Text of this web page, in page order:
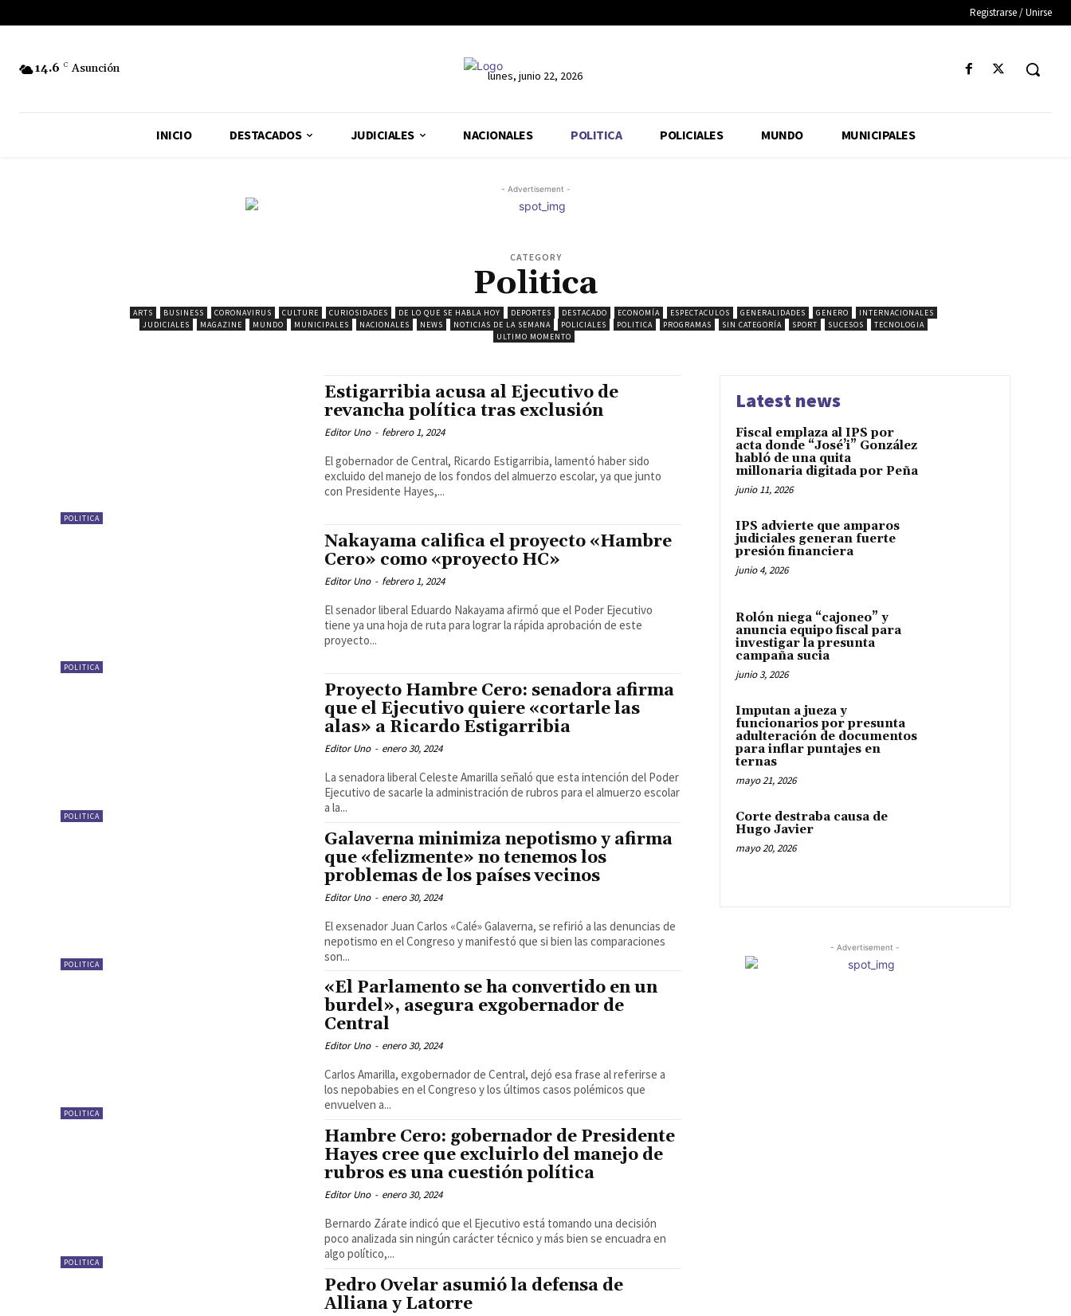
Registrarse / Unirse
14.6 C Asunción lunes, junio 22, 2026
INICIO DESTACADOS JUDICIALES NACIONALES POLITICA POLICIALES MUNDO MUNICIPALES
- Advertisement -
CATEGORY
Politica
ARTS BUSINESS CORONAVIRUS CULTURE CURIOSIDADES DE LO QUE SE HABLA HOY DEPORTES DESTACADO ECONOMÍA ESPECTACULOS GENERALIDADES GENERO
INTERNACIONALES
JUDICIALES
MAGAZINE MUNDO MUNICIPALES NACIONALES NEWS NOTICIAS DE LA SEMANA POLICIALES POLITICA PROGRAMAS SIN CATEGORÍA SPORT SUCESOS
TECNOLOGIA
ULTIMO MOMENTO
POLITICA
Estigarribia acusa al Ejecutivo de
revancha política tras exclusión
Editor Uno - febrero 1, 2024
El gobernador de Central, Ricardo Estigarribia, lamentó haber sido
excluido del manejo de los fondos del almuerzo escolar, ya que junto
con Presidente Hayes,...
POLITICA
Nakayama califica el proyecto «Hambre
Cero» como «proyecto HC»
Editor Uno - febrero 1, 2024
El senador liberal Eduardo Nakayama afirmó que el Poder Ejecutivo
tiene ya una hoja de ruta para lograr la rápida aprobación de este
proyecto...
POLITICA
Proyecto Hambre Cero: senadora afirma
que el Ejecutivo quiere «cortarle las
alas» a Ricardo Estigarribia
Editor Uno - enero 30, 2024
La senadora liberal Celeste Amarilla señaló que esta intención del Poder
Ejecutivo de sacarle la administración de rubros para el almuerzo escolar
a la...
POLITICA
Galaverna minimiza nepotismo y afirma
que «felizmente» no tenemos los
problemas de los países vecinos
Editor Uno - enero 30, 2024
El exsenador Juan Carlos «Calé» Galaverna, se refirió a las denuncias de
nepotismo en el Congreso y manifestó que si bien las comparaciones
son...
POLITICA
«El Parlamento se ha convertido en un
burdel», asegura exgobernador de
Central
Editor Uno - enero 30, 2024
Carlos Amarilla, exgobernador de Central, dejó esa frase al referirse a
los nepobabies en el Congreso y los últimos casos polémicos que
envuelven a...
POLITICA
Hambre Cero: gobernador de Presidente
Hayes cree que excluirlo del manejo de
rubros es una cuestión política
Editor Uno - enero 30, 2024
Bernardo Zárate indicó que el Ejecutivo está tomando una decisión
poco analizada sin ningún carácter técnico y más bien se encuadra en
algo político,...
Pedro Ovelar asumió la defensa de
Alliana y Latorre
Latest news
Fiscal emplaza al IPS por
acta donde “José’i” González
habló de una quita
millonaria digitada por Peña
junio 11, 2026
IPS advierte que amparos
judiciales generan fuerte
presión financiera
junio 4, 2026
Rolón niega “cajoneo” y
anuncia equipo fiscal para
investigar la presunta
campaña sucia
junio 3, 2026
Imputan a jueza y
funcionarios por presunta
adulteración de documentos
para inflar puntajes en
ternas
mayo 21, 2026
Corte destraba causa de
Hugo Javier
mayo 20, 2026
- Advertisement -